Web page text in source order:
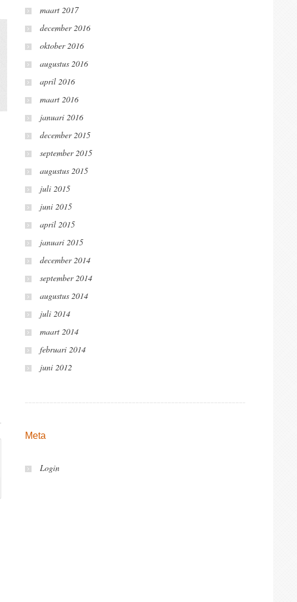
maart 2017
december 2016
oktober 2016
augustus 2016
april 2016
maart 2016
januari 2016
december 2015
september 2015
augustus 2015
juli 2015
juni 2015
april 2015
januari 2015
december 2014
september 2014
augustus 2014
juli 2014
maart 2014
februari 2014
juni 2012
Meta
Login